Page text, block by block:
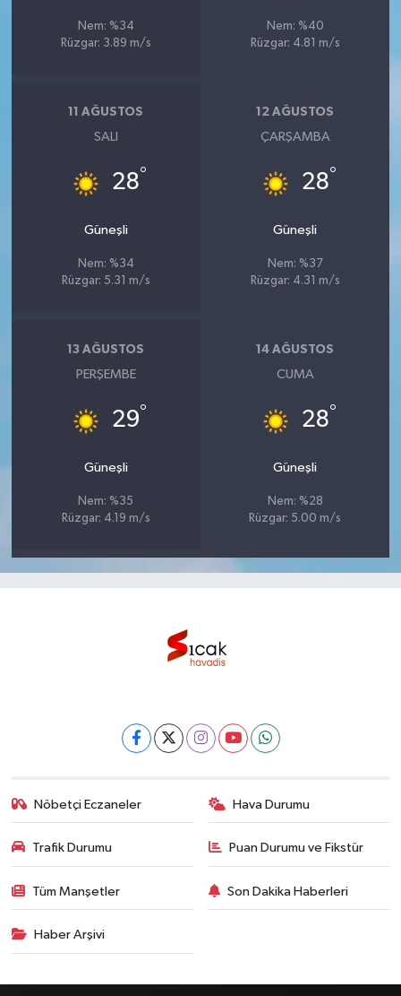
Nem: %34
Rüzgar: 3.89 m/s
Nem: %40
Rüzgar: 4.81 m/s
11 AĞUSTOS
SALI
28°
Güneşli
Nem: %34
Rüzgar: 5.31 m/s
12 AĞUSTOS
ÇARŞAMBA
28°
Güneşli
Nem: %37
Rüzgar: 4.31 m/s
13 AĞUSTOS
PERŞEMBE
29°
Güneşli
Nem: %35
Rüzgar: 4.19 m/s
14 AĞUSTOS
CUMA
28°
Güneşli
Nem: %28
Rüzgar: 5.00 m/s
Nöbetçi Eczaneler Hava Durumu
Trafik Durumu Puan Durumu ve Fikstür
Tüm Manşetler Son Dakika Haberleri
Haber Arşivi